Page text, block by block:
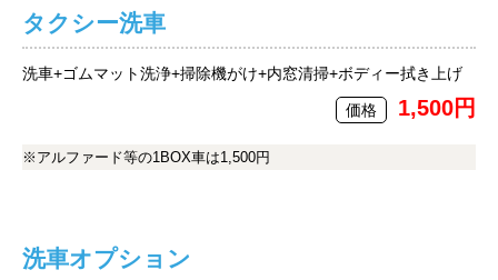
タクシー洗車
洗車+ゴムマット洗浄+掃除機がけ+内窓清掃+ボディー拭き上げ
価格 1,500円
※アルファード等の1BOX車は1,500円
洗車オプション